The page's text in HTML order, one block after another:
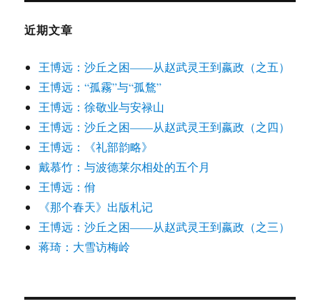
近期文章
王博远：沙丘之困——从赵武灵王到嬴政（之五）
王博远：“孤霧”与“孤鶩”
王博远：徐敬业与安禄山
王博远：沙丘之困——从赵武灵王到嬴政（之四）
王博远：《礼部韵略》
戴慕竹：与波德莱尔相处的五个月
王博远：佾
《那个春天》出版札记
王博远：沙丘之困——从赵武灵王到嬴政（之三）
蒋琦：大雪访梅岭